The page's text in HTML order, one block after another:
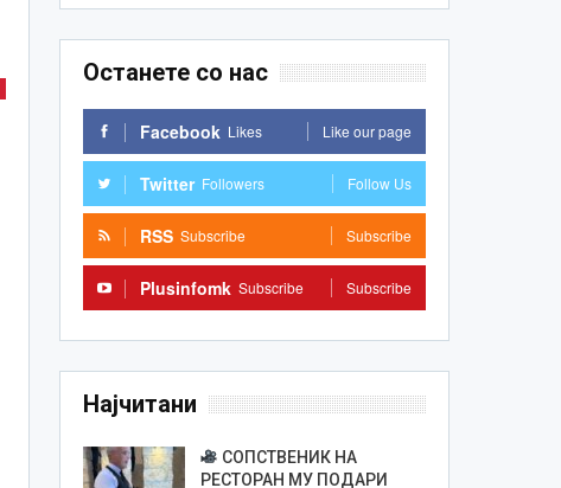
Останете со нас
Facebook Likes Like our page
Twitter Followers Follow Us
RSS Subscribe Subscribe
Plusinfomk Subscribe Subscribe
Најчитани
СОПСТВЕНИК НА
РЕСТОРАН МУ ПОДАРИ